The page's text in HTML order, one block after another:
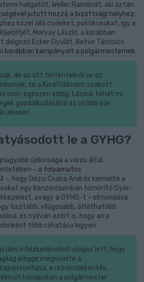
hallgatót, Weller Ramónát, aki aztán
jutott hozzá a bizottsági helyhez;
közel álló civileket, politikusokat, így a
Morvay László, a korábban
dolgozó Ecker Gyulát, illetve Táncsics
korábban kampányolt a polgármesternek.
de az ott történtekről se az
se a Kisalföld nem szokott
sem: egészen eddig. Lássuk tehát mi
gazdálkodásáról az utóbbi pár
ülésein!
le a GYHG?
újdonsága a város által
– a folyamatos
–, hogy Dézsi Csaba András kiemelte a
egy konzorciumban tömörítő Győr-
avagy a GYHG-t – elmondása
tisztább, világosabb, átláthatóbb
és nyilván azért is, hogy arra
több ráhatása legyen.
intézkedéseiből világos lett, hogy
eléggé megviselte a
a rezsicsökkentés,
hónapokan a polgármester